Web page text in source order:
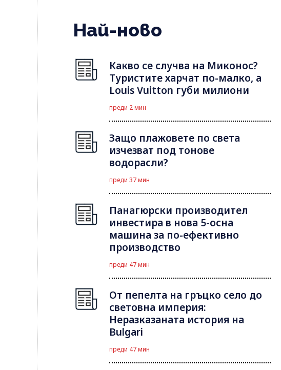
Най-ново
Какво се случва на Миконос?
Туристите харчат по-малко, а
Louis Vuitton губи милиони
преди 2 мин
Защо плажовете по света
изчезват под тонове
водорасли?
преди 37 мин
Панагюрски производител
инвестира в нова 5-осна
машина за по-ефективно
производство
преди 47 мин
От пепелта на гръцко село до
световна империя:
Неразказаната история на
Bulgari
преди 47 мин